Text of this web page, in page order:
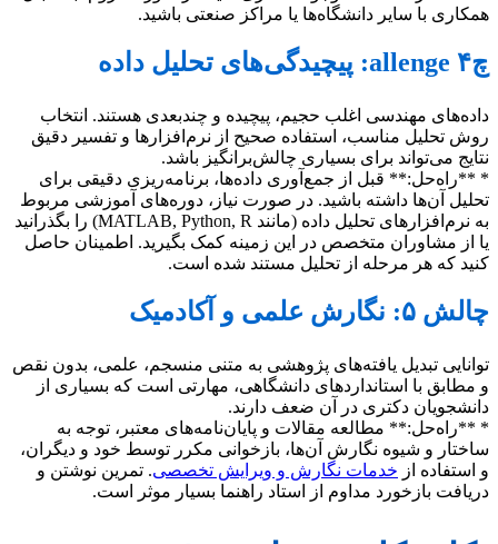
همکاری با سایر دانشگاه‌ها یا مراکز صنعتی باشید.
چallenge ۴: پیچیدگی‌های تحلیل داده
داده‌های مهندسی اغلب حجیم، پیچیده و چندبعدی هستند. انتخاب
روش تحلیل مناسب، استفاده صحیح از نرم‌افزارها و تفسیر دقیق
نتایج می‌تواند برای بسیاری چالش‌برانگیز باشد.
* **راه‌حل:** قبل از جمع‌آوری داده‌ها، برنامه‌ریزی دقیقی برای
تحلیل آن‌ها داشته باشید. در صورت نیاز، دوره‌های آموزشی مربوط
به نرم‌افزارهای تحلیل داده (مانند MATLAB, Python, R) را بگذرانید
یا از مشاوران متخصص در این زمینه کمک بگیرید. اطمینان حاصل
کنید که هر مرحله از تحلیل مستند شده است.
چالش ۵: نگارش علمی و آکادمیک
توانایی تبدیل یافته‌های پژوهشی به متنی منسجم، علمی، بدون نقص
و مطابق با استانداردهای دانشگاهی، مهارتی است که بسیاری از
دانشجویان دکتری در آن ضعف دارند.
* **راه‌حل:** مطالعه مقالات و پایان‌نامه‌های معتبر، توجه به
ساختار و شیوه نگارش آن‌ها، بازخوانی مکرر توسط خود و دیگران،
و استفاده از خدمات نگارش و ویرایش تخصصی. تمرین نوشتن و
دریافت بازخورد مداوم از استاد راهنما بسیار موثر است.